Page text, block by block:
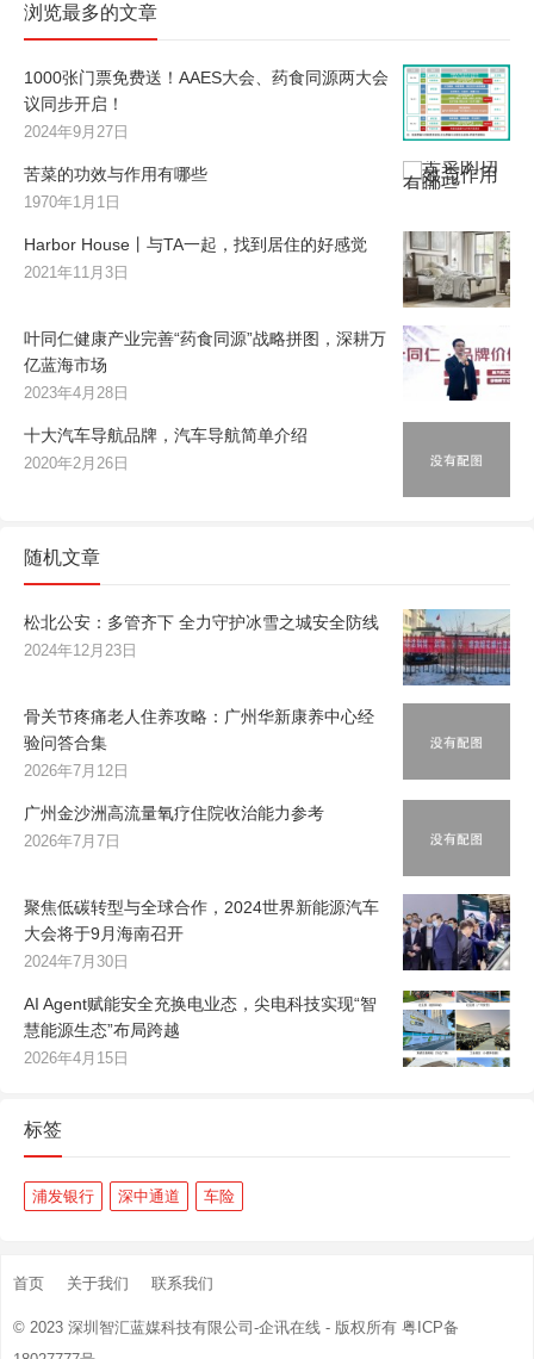
浏览最多的文章
1000张门票免费送！AAES大会、药食同源两大会
议同步开启！
2024年9月27日
苦菜的功效与作用有哪些
1970年1月1日
Harbor House丨与TA一起，找到居住的好感觉
2021年11月3日
叶同仁健康产业完善“药食同源”战略拼图，深耕万
亿蓝海市场
2023年4月28日
十大汽车导航品牌，汽车导航简单介绍
2020年2月26日
随机文章
松北公安：多管齐下 全力守护冰雪之城安全防线
2024年12月23日
骨关节疼痛老人住养攻略：广州华新康养中心经
验问答合集
2026年7月12日
广州金沙洲高流量氧疗住院收治能力参考
2026年7月7日
聚焦低碳转型与全球合作，2024世界新能源汽车
大会将于9月海南召开
2024年7月30日
AI Agent赋能安全充换电业态，尖电科技实现“智
慧能源生态”布局跨越
2026年4月15日
标签
浦发银行 深中通道 车险
首页 关于我们 联系我们
© 2023 深圳智汇蓝媒科技有限公司-企讯在线 - 版权所有 粤ICP备